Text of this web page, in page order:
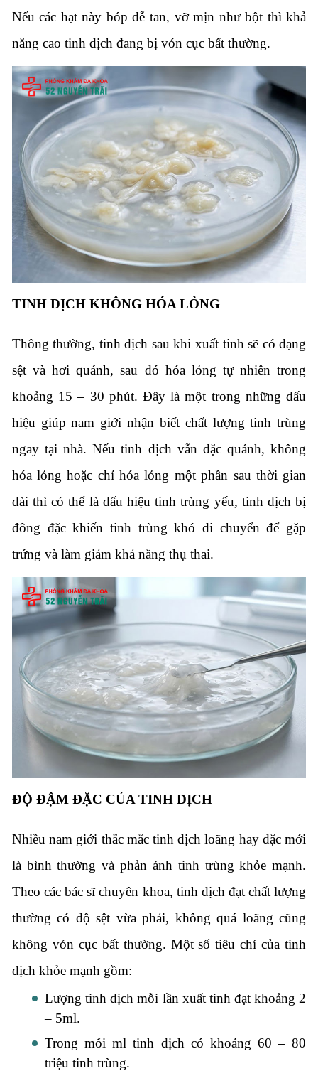
Nếu các hạt này bóp dễ tan, vỡ mịn như bột thì khả
năng cao tinh dịch đang bị vón cục bất thường.
TINH DỊCH KHÔNG HÓA LỎNG
Thông thường, tinh dịch sau khi xuất tinh sẽ có dạng
sệt và hơi quánh, sau đó hóa lỏng tự nhiên trong
khoảng 15 – 30 phút. Đây là một trong những dấu
hiệu giúp nam giới nhận biết chất lượng tinh trùng
ngay tại nhà. Nếu tinh dịch vẫn đặc quánh, không
hóa lỏng hoặc chỉ hóa lỏng một phần sau thời gian
dài thì có thể là dấu hiệu tinh trùng yếu, tinh dịch bị
đông đặc khiến tinh trùng khó di chuyển để gặp
trứng và làm giảm khả năng thụ thai.
ĐỘ ĐẬM ĐẶC CỦA TINH DỊCH
Nhiều nam giới thắc mắc tinh dịch loãng hay đặc mới
là bình thường và phản ánh tinh trùng khỏe mạnh.
Theo các bác sĩ chuyên khoa, tinh dịch đạt chất lượng
thường có độ sệt vừa phải, không quá loãng cũng
không vón cục bất thường. Một số tiêu chí của tinh
dịch khỏe mạnh gồm:
Lượng tinh dịch mỗi lần xuất tinh đạt khoảng 2
– 5ml.
Trong mỗi ml tinh dịch có khoảng 60 – 80
triệu tinh trùng.